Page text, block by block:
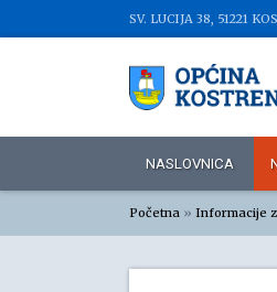
SV. LUCIJA 38, 51221
NASLOVNICA
Početna » Informacije